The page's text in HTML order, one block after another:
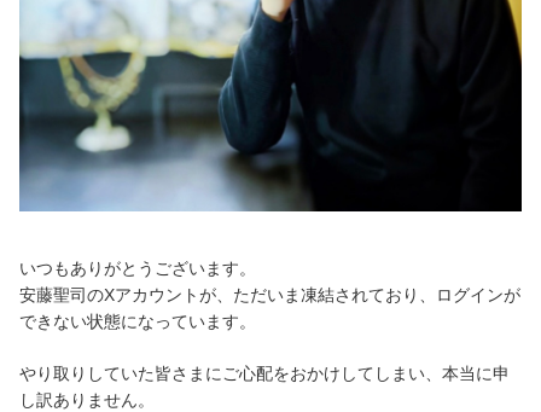
いつもありがとうございます。
安藤聖司のXアカウントが、ただいま凍結されており、ログインが
できない状態になっています。
やり取りしていた皆さまにご心配をおかけしてしまい、本当に申
し訳ありません。